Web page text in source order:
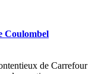
Coulombel
de Carrefour